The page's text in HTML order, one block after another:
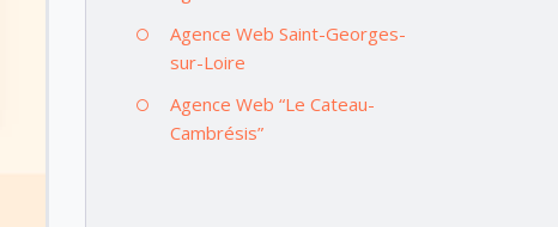
Agence Web Saint-Georges-
sur-Loire
Agence Web “Le Cateau-
Cambrésis”